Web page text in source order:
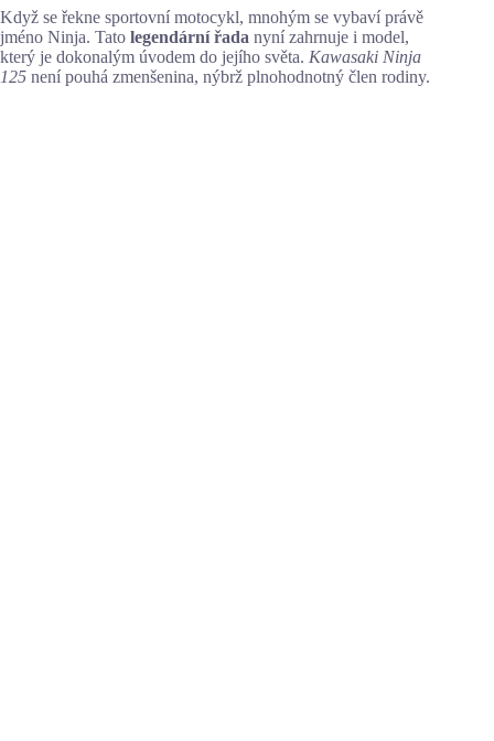
Když se řekne sportovní motocykl, mnohým se vybaví právě
jméno Ninja. Tato legendární řada nyní zahrnuje i model,
který je dokonalým úvodem do jejího světa. Kawasaki Ninja
125 není pouhá zmenšenina, nýbrž plnohodnotný člen rodiny.